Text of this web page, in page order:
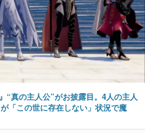
“真の主人公”がお披露目。4人の主人
「この世に存在しない」状況で魔